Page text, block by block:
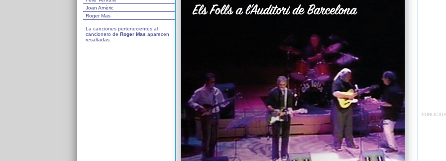
Joan Amèric
Roger Mas
La canciones pertenecientes al
cancionero de Roger Mas aparecen
resaltadas.